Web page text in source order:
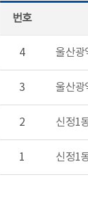
번호
4 울산광
3 울산광
2 신정1
1 신정1